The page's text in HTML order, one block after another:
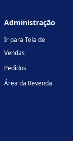
Administração
Ir para Tela de
Vendas
Pedidos
Área da Revenda